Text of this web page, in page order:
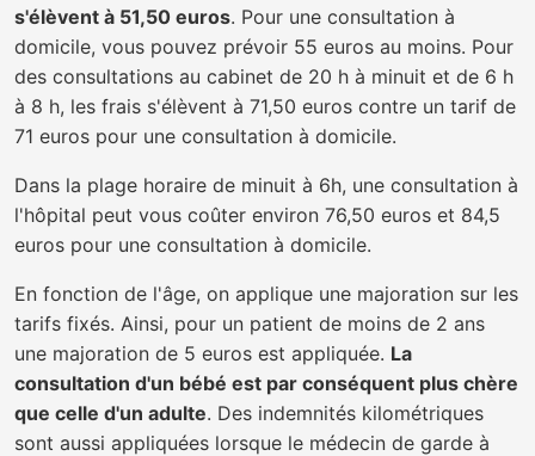
s'élèvent à 51,50 euros. Pour une consultation à
domicile, vous pouvez prévoir 55 euros au moins. Pour
des consultations au cabinet de 20 h à minuit et de 6 h
à 8 h, les frais s'élèvent à 71,50 euros contre un tarif de
71 euros pour une consultation à domicile.
Dans la plage horaire de minuit à 6h, une consultation à
l'hôpital peut vous coûter environ 76,50 euros et 84,5
euros pour une consultation à domicile.
En fonction de l'âge, on applique une majoration sur les
tarifs fixés. Ainsi, pour un patient de moins de 2 ans
une majoration de 5 euros est appliquée. La
consultation d'un bébé est par conséquent plus chère
que celle d'un adulte. Des indemnités kilométriques
sont aussi appliquées lorsque le médecin de garde à